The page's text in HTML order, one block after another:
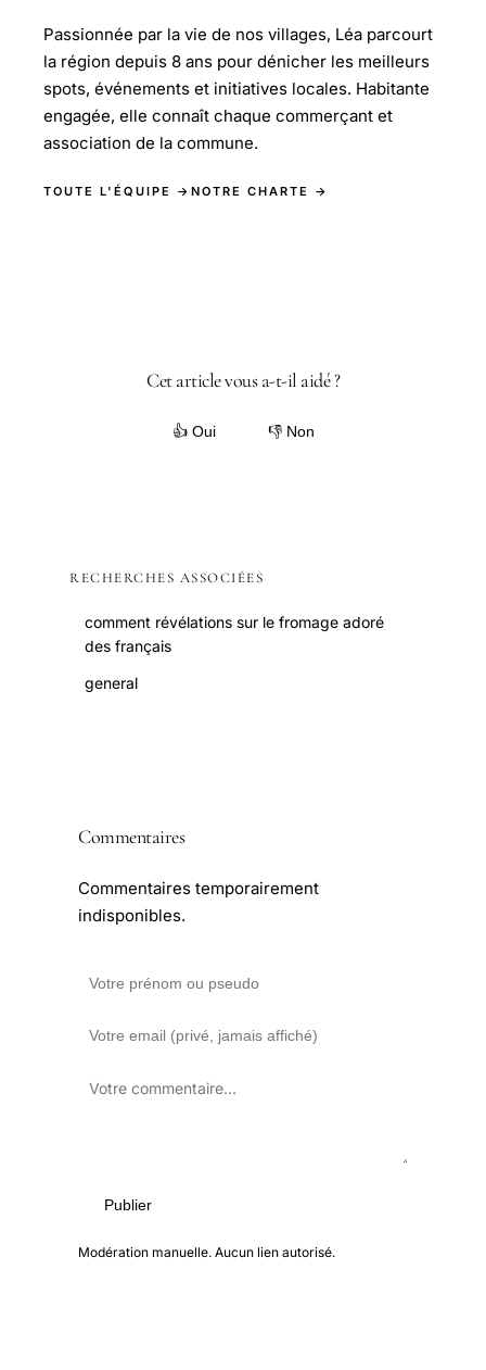
Passionnée par la vie de nos villages, Léa parcourt
la région depuis 8 ans pour dénicher les meilleurs
spots, événements et initiatives locales. Habitante
engagée, elle connaît chaque commerçant et
association de la commune.
TOUTE L'ÉQUIPE → NOTRE CHARTE →
Cet article vous a-t-il aidé ?
👍 Oui 👎 Non
RECHERCHES ASSOCIÉES
comment révélations sur le fromage adoré
des français
general
Commentaires
Commentaires temporairement
indisponibles.
Publier
Modération manuelle. Aucun lien autorisé.